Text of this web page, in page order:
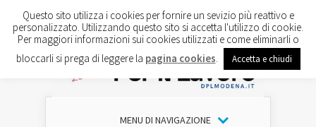
MENU DI NAVIGAZIONE
Questo sito utilizza i cookies per fornire un sevizio più reattivo e
personalizzato. Utilizzando questo sito si accetta l'utilizzo di cookie.
Per maggiori informazioni sui cookies utilizzati e come eliminarli o
bloccarli si prega di leggere la pagina cookies Accetta e chiudi